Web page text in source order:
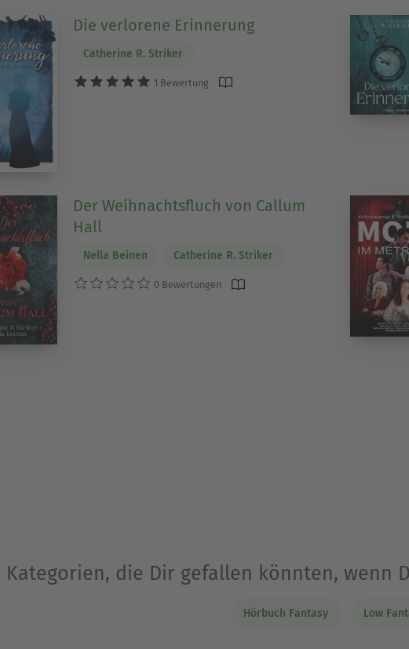
Die verlorene Erinnerung
Catherine R. Striker
1 Bewertung
Der Weihnachtsfluch von Callum
Hall
Nella Beinen Catherine R. Striker
0 Bewertungen
Kategorien, die Dir gefallen könnten, wenn
Hörbuch Fantasy Low